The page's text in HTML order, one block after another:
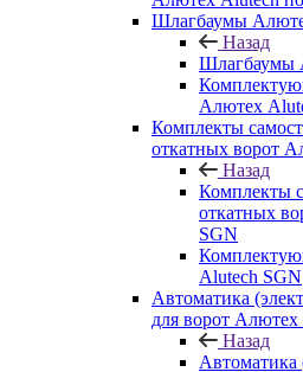
Шлагбаумы
Назад
Шлагбаумы
Алютех
Комплекты
откатных ворот
Назад
Комплекты
откатных
SGN
Alutech SGN
Автоматика
для ворот Алютех
Назад
Автоматика